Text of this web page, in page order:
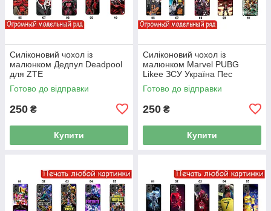
Силіконовий чохол із
малюнком Дедпул Deadpool
для ZTE
Готово до відправки
250 ₴
Купити
Силіконовий чохол із
малюнком Marvel PUBG
Likee ЗСУ Україна Пес
патрон для ZTE
Готово до відправки
250 ₴
Купити